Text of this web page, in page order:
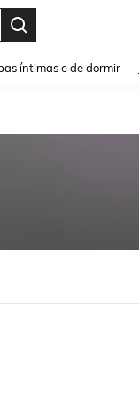
íntimas e de dormir